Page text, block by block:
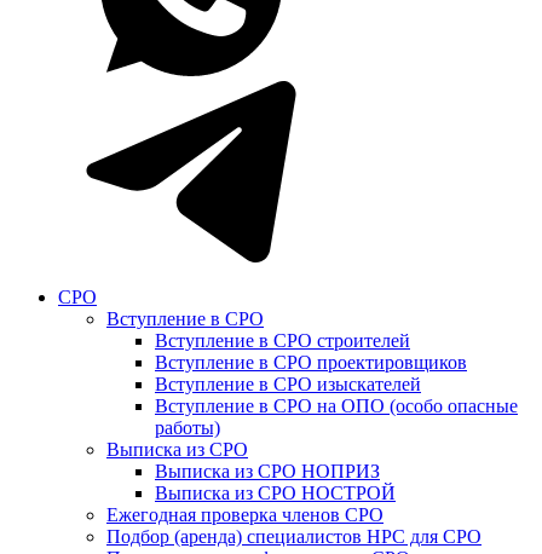
СРО
Вступление в СРО
Вступление в СРО строителей
Вступление в СРО проектировщиков
Вступление в СРО изыскателей
Вступление в СРО на ОПО (особо опасные
работы)
Выписка из СРО
Выписка из СРО НОПРИЗ
Выписка из СРО НОСТРОЙ
Ежегодная проверка членов СРО
Подбор (аренда) специалистов НРС для СРО